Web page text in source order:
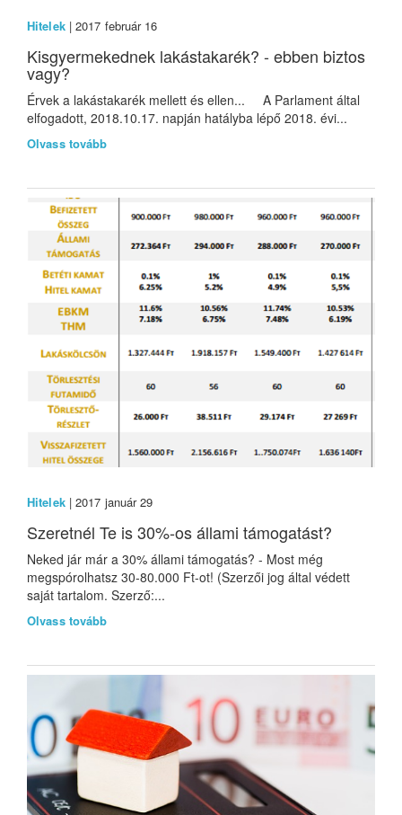
Hitelek| 2017 február 16
Kisgyermekednek lakástakarék? - ebben biztos
vagy?
Érvek a lakástakarék mellett és ellen... A Parlament által
elfogadott, 2018.10.17. napján hatályba lépő 2018. évi...
Olvass tovább
Hitelek| 2017 január 29
Szeretnél Te is 30%-os állami támogatást?
Neked jár már a 30% állami támogatás? - Most még
megspórolhatsz 30-80.000 Ft-ot! (Szerzői jog által védett
saját tartalom. Szerző:...
Olvass tovább